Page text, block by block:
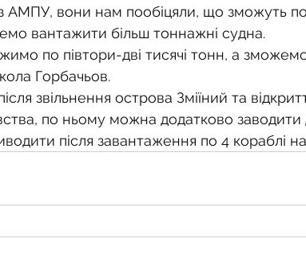
АМПУ, вони нам пообіцяли, що зможуть
вантажити більш тоннажні судна.
по півтори-дві тисячі тонн, а
Горбачьов.
по ньому можна додатково заводити
після завантаження по 4 кораблі